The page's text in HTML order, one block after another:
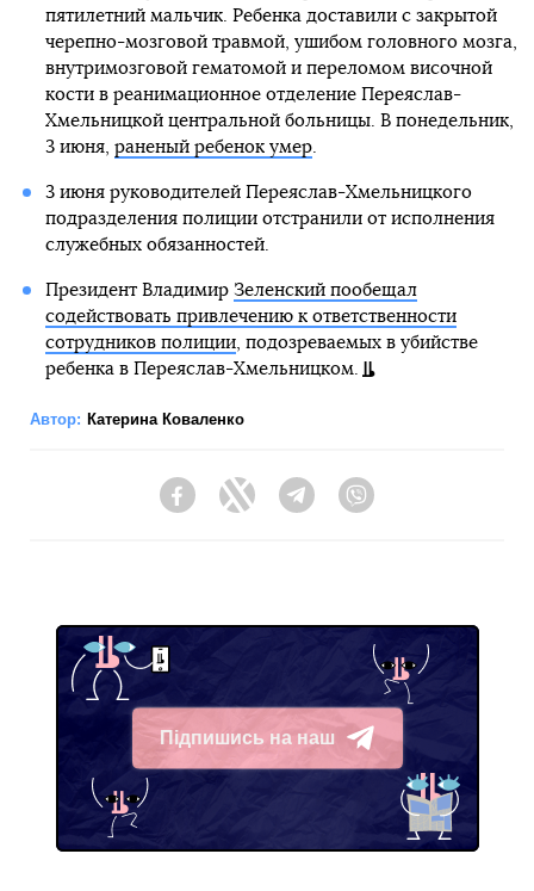
пятилетний мальчик. Ребенка доставили с закрытой
черепно-мозговой травмой, ушибом головного мозга,
внутримозговой гематомой и переломом височной
кости в реанимационное отделение Переяслав-
Хмельницкой центральной больницы. В понедельник,
3 июня, раненый ребенок умер.
3 июня руководителей Переяслав-Хмельницкого
подразделения полиции отстранили от исполнения
служебных обязанностей.
Президент Владимир Зеленский пообещал
содействовать привлечению к ответственности
сотрудников полиции, подозреваемых в убийстве
ребенка в Переяслав-Хмельницком.
Автор: Катерина Коваленко
FacebookTwitter Telegram
Підпишись на наш
Telegram